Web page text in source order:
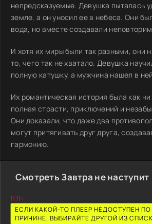
непредсказуемые. Девушка пыталась
земле, а он уносил ее в небеса. Они
вода, но вместе создавали
И хотя их миры были так разными, они
то, чего так не хватало. Девушка
полную катушку, а мужчина нашел в
Их романтическая история была как
полная страсти, приключений и
Они доказали, что даже два
могут притягивать друг друга,
гармонию.
Смотреть Завтра не
!!!!:
ЕСЛИ КАКОЙ-ТО ПЛЕЕР НЕДОСТУПЕН
ПРИЧИНЕ, ВЫБИРАЙТЕ ДРУГОЙ ИЗ